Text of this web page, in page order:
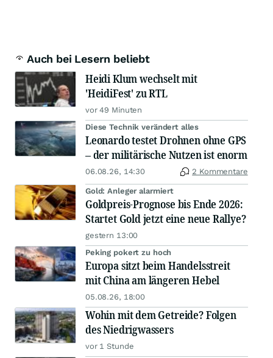
Auch bei Lesern beliebt
Heidi Klum wechselt mit
'HeidiFest' zu RTL
vor 49 Minuten
Diese Technik verändert alles
Leonardo testet Drohnen ohne GPS
– der militärische Nutzen ist enorm
06.08.26, 14:30 2 Kommentare
Gold: Anleger alarmiert
Goldpreis-Prognose bis Ende 2026:
Startet Gold jetzt eine neue Rallye?
gestern 13:00
Peking pokert zu hoch
Europa sitzt beim Handelsstreit
mit China am längeren Hebel
05.08.26, 18:00
Wohin mit dem Getreide? Folgen
des Niedrigwassers
vor 1 Stunde